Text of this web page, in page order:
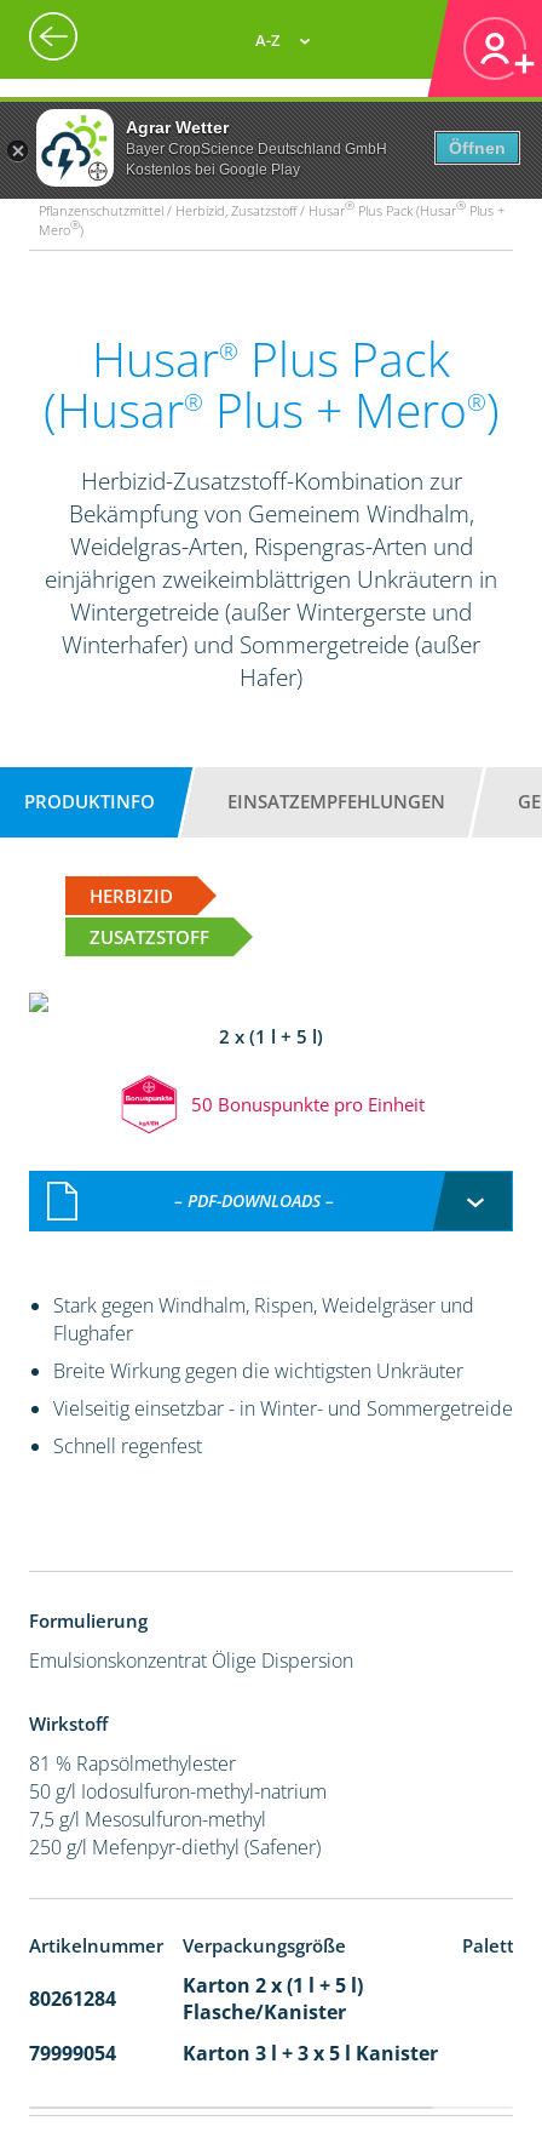
Agrar Wetter
Bayer CropScience Deutschland GmbH
Kostenlos bei Google Play
Öffnen
A-Z
Pflanzenschutzmittel / Herbizid, Zusatzstoff / Husar® Plus Pack (Husar® Plus +
Mero®)
Husar® Plus Pack
(Husar® Plus + Mero®)
Herbizid-Zusatzstoff-Kombination zur
Bekämpfung von Gemeinem Windhalm,
Weidelgras-Arten, Rispengras-Arten und
einjährigen zweikeimblättrigen Unkräutern in
Wintergetreide (außer Wintergerste und
Winterhafer) und Sommergetreide (außer
Hafer)
PRODUKTINFO EINSATZEMPFEHLUNGEN
HERBIZID
ZUSATZSTOFF
2 x (1 l + 5 l)
50 Bonuspunkte pro Einheit
– PDF-DOWNLOADS –
Stark gegen Windhalm, Rispen, Weidelgräser und
Flughafer
Breite Wirkung gegen die wichtigsten Unkräuter
Vielseitig einsetzbar - in Winter- und Sommergetreide
Schnell regenfest
Formulierung
Emulsionskonzentrat Ölige Dispersion
Wirkstoff
81 % Rapsölmethylester
50 g/l Iodosulfuron-methyl-natrium
7,5 g/l Mesosulfuron-methyl
250 g/l Mefenpyr-diethyl (Safener)
Artikelnummer Verpackungsgröße
80261284
Karton 2 x (1 l + 5 l)
Flasche/Kanister
79999054 Karton 3 l + 3 x 5 l Kanister